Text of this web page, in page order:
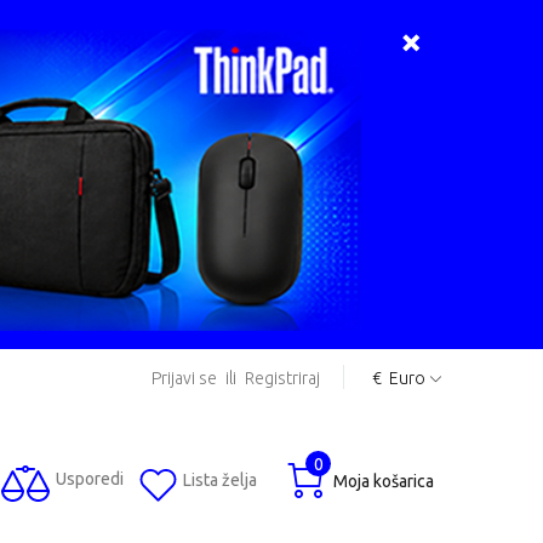
Prijavi se ili Registriraj € Euro
Usporedi Lista želja Moja košarica
0